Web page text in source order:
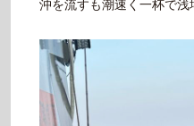
沖を流すも潮速く一杯で浅